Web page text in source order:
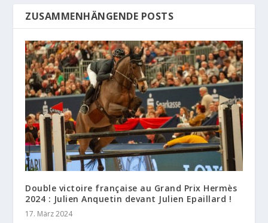
ZUSAMMENHÄNGENDE POSTS
Double victoire française au Grand Prix Hermès
2024 : Julien Anquetin devant Julien Epaillard !
17. März 2024